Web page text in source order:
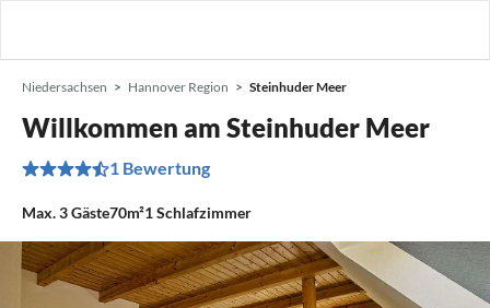
Niedersachsen Hannover Region Steinhuder Meer
Willkommen am Steinhuder Meer
1 Bewertung
Max.3Gäste70m²1Schlafzimmer